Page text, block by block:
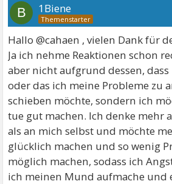
B 1Biene
Hallo @cahaen , vielen Dank für
Ja ich nehme Reaktionen schon
aber nicht aufgrund dessen,
oder das ich meine Probleme zu
schieben möchte, sondern ich
tue gut machen. Ich denke mehr
als an mich selbst und möchte
glücklich machen und so wenig
möglich machen, sodass ich
ich meinen Mund aufmache und